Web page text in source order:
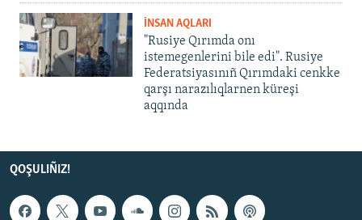
İNSAN AQLARI
"Rusiye Qırımda onı
istemegenlerini bile edi". Rusiye
Federatsiyasınıñ Qırımdaki cenkke
qarşı narazılıqlarnen küreşi
aqqında
QOŞULIÑIZ!